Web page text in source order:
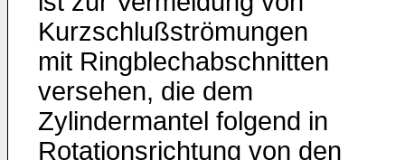
Kurzschlußströ­mungen
mit Ringblechabschnitten
versehen, die dem
Zylindermantel folgend in
Rotationsrichtung von den